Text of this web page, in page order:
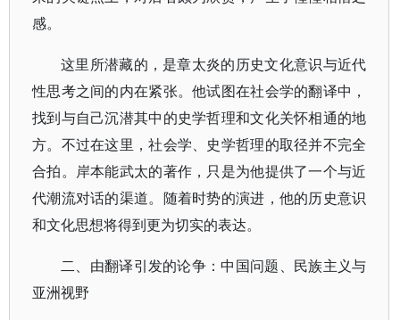
感。
这里所潜藏的，是章太炎的历史文化意识与近代
性思考之间的内在紧张。他试图在社会学的翻译中，
找到与自己沉潜其中的史学哲理和文化关怀相通的地
方。不过在这里，社会学、史学哲理的取径并不完全
合拍。岸本能武太的著作，只是为他提供了一个与近
代潮流对话的渠道。随着时势的演进，他的历史意识
和文化思想将得到更为切实的表达。
二、由翻译引发的论争：中国问题、民族主义与
亚洲视野